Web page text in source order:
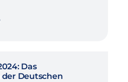
Das
Deutschen